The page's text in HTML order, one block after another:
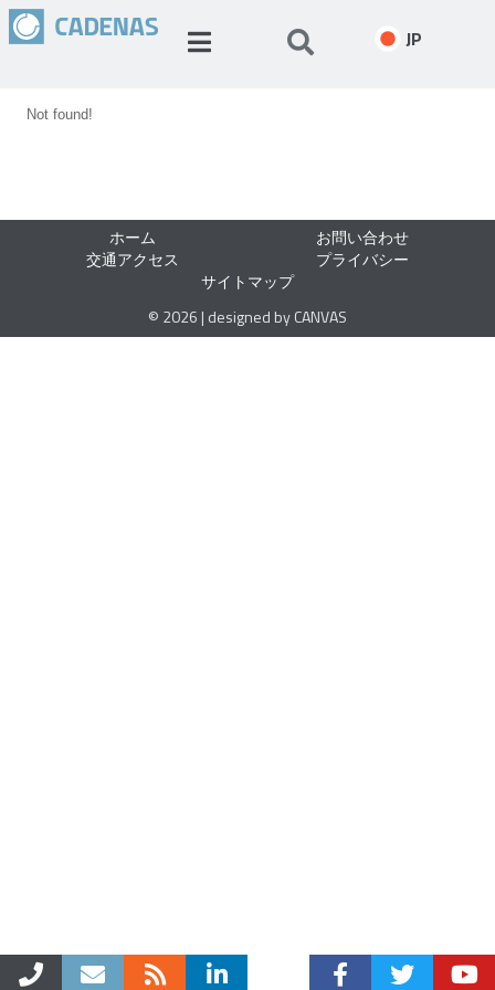
JP
Not found!
ホーム
お問い合わせ
交通アクセス
プライバシー
サイトマップ
© 2026 | designed by CANVAS